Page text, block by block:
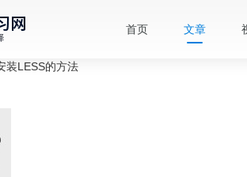
首页 文章
装LESS的方法